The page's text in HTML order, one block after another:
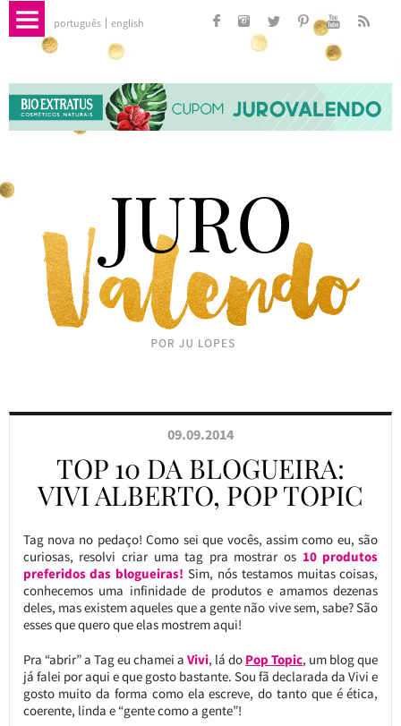
português english
09.09.2014
TOP 10 DA BLOGUEIRA:
VIVI ALBERTO, POP TOPIC
Tag nova no pedaço! Como sei que vocês, assim como eu, são
curiosas, resolvi criar uma tag pra mostrar os 10 produtos
preferidos das blogueiras! Sim, nós testamos muitas coisas,
conhecemos uma infinidade de produtos e amamos dezenas
deles, mas existem aqueles que a gente não vive sem, sabe? São
esses que quero que elas mostrem aqui!
Pra “abrir” a Tag eu chamei a Vivi, lá do Pop Topic, um blog que
já falei por aqui e que gosto bastante. Sou fã declarada da Vivi e
gosto muito da forma como ela escreve, do tanto que é ética,
coerente, linda e “gente como a gente”!